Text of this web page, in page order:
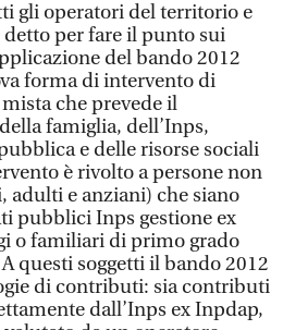
gli operatori del territorio e
per fare il punto sui
del bando 2012
forma di intervento di
che prevede il
famiglia, dell’Inps,
e delle risorse sociali
è rivolto a persone non
e anziani) che siano
pubblici Inps gestione ex
o familiari di primo grado
questi soggetti il bando 2012
di contributi: sia contributi
dall’Inps ex Inpdap,